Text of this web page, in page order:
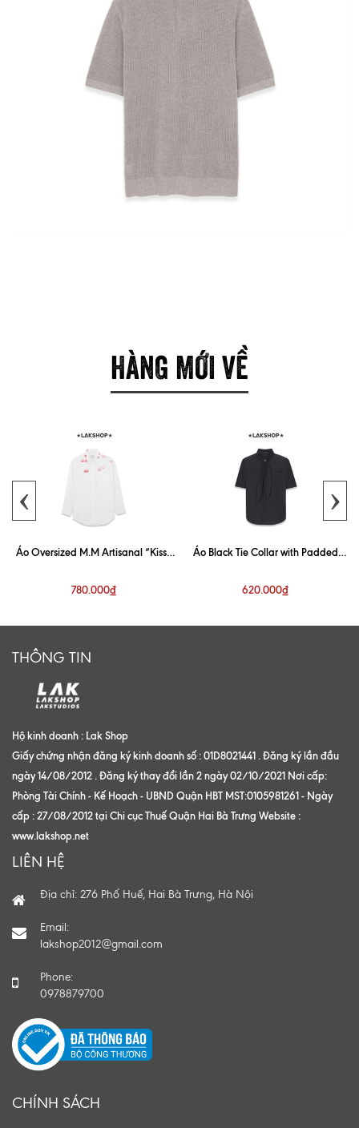
HÀNG MỚI VỀ
Áo Oversized M.M Artisanal “Kiss”
780.000₫
Áo Black Tie Collar with Padded
620.000₫
‹ ›
THÔNG TIN
Hộ kinh doanh : Lak Shop
Giấy chứng nhận đăng ký kinh doanh số : 01D8021441 . Đăng ký lần đầu
ngày 14/08/2012 . Đăng ký thay đổi lần 2 ngày 02/10/2021 Nơi cấp:
Phòng Tài Chính - Kế Hoạch - UBND Quận HBT MST:0105981261 - Ngày
cấp : 27/08/2012 tại Chi cục Thuế Quận Hai Bà Trưng Website :
www.lakshop.net
LIÊN HỆ
Địa chỉ: 276 Phố Huế, Hai Bà Trưng, Hà Nội
Email:
lakshop2012@gmail.com
Phone:
0978879700
CHÍNH SÁCH